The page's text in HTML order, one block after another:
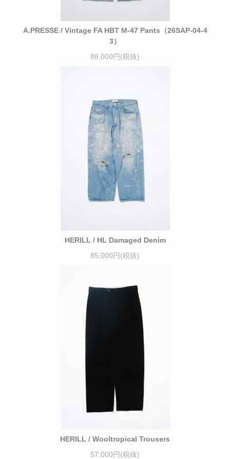
A.PRESSE / Vintage FA HBT M-47 Pants（26SAP-04-4
3）
88,000円(税抜)
HERILL / HL Damaged Denim
85,000円(税抜)
HERILL / Wooltropical Trousers
57,000円(税抜)